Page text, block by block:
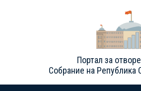
Портал за
Собрание на Република